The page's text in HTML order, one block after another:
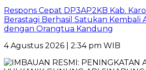
Respons Cepat DP3AP2KB Kab.
Berastagi Berhasil Satukan Kembali
dengan Orangtua Kandung
4 Agustus 2026 | 2:34 pm WIB